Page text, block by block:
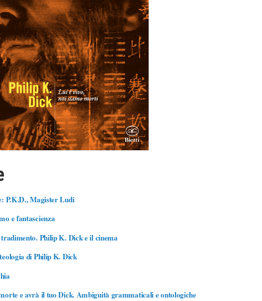
P.K.D., Magister Ludi
e fantascienza
Philip K. Dick e il cinema
di Philip K. Dick
e avrà il tuo Dick. Ambiguità grammaticali e ontologiche